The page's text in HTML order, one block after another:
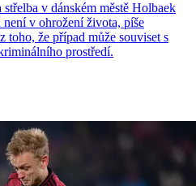
v dánském městě Holbaek
není v ohrožení života, píše
toho, že případ může souviset s
prostředí.